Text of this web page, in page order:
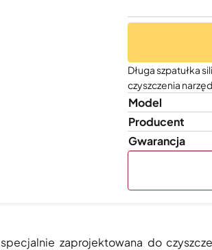
Długa szpatułka
czyszczenia
Model
Producent
Gwarancja
specjalnie zaprojektowana do